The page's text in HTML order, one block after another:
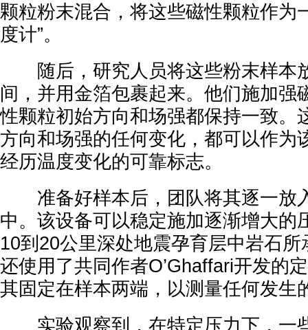
颗粒粉末混合，将这些磁性颗粒作为
度计”。
随后，研究人员将这些粉末样本
间，并用金箔包裹起来。他们施加强
性颗粒初始方向和场强都保持一致。
方向和场强的任何变化，都可以作为
经历温度变化的可靠标志。
准备好样本后，团队将其逐一放
中。该设备可以稳定施加逐渐增大的
10到20公里深处地震孕育层中岩石
还使用了共同作者O’Ghaffari开发的
其固定在样本两端，以测量任何发生
实验观察到，在特定压力下，一